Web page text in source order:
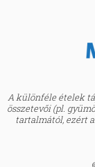
A különféle ételek
összetevői (pl.
tartalmától, ezért